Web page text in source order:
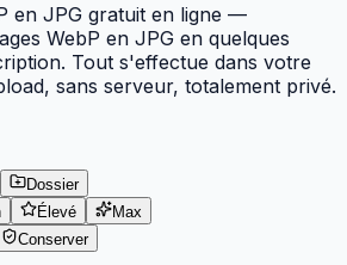
en JPG gratuit en ligne —
WebP en JPG en quelques
Tout s'effectue dans votre
sans serveur, totalement privé.
Dossier
Élevé Max
Conserver